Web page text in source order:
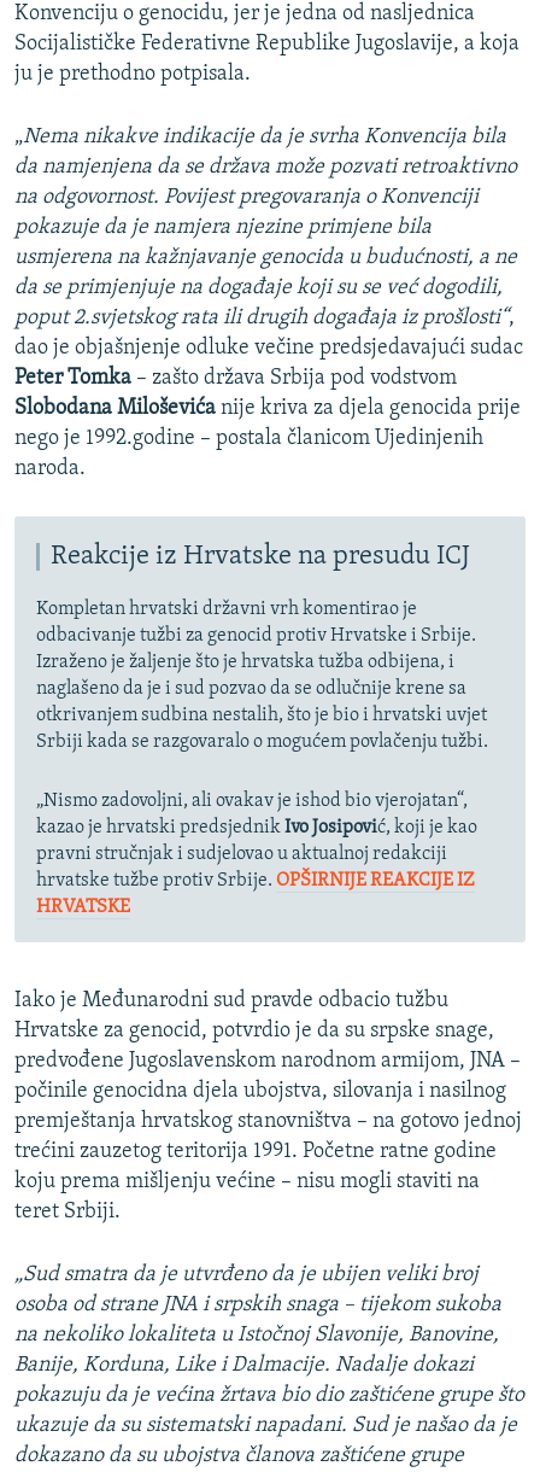
Konvenciju o genocidu, jer je jedna od nasljednica
Socijalističke Federativne Republike Jugoslavije, a koja
ju je prethodno potpisala.
„Nema nikakve indikacije da je svrha Konvencija bila
da namjenjena da se država može pozvati retroaktivno
na odgovornost. Povijest pregovaranja o Konvenciji
pokazuje da je namjera njezine primjene bila
usmjerena na kažnjavanje genocida u budućnosti, a ne
da se primjenjuje na događaje koji su se već dogodili,
poput 2.svjetskog rata ili drugih događaja iz prošlosti“,
dao je objašnjenje odluke večine predsjedavajući sudac
Peter Tomka – zašto država Srbija pod vodstvom
Slobodana Miloševića nije kriva za djela genocida prije
nego je 1992.godine – postala članicom Ujedinjenih
naroda.
Reakcije iz Hrvatske na presudu ICJ
Kompletan hrvatski državni vrh komentirao je
odbacivanje tužbi za genocid protiv Hrvatske i Srbije.
Izraženo je žaljenje što je hrvatska tužba odbijena, i
naglašeno da je i sud pozvao da se odlučnije krene sa
otkrivanjem sudbina nestalih, što je bio i hrvatski uvjet
Srbiji kada se razgovaralo o mogućem povlačenju tužbi.
„Nismo zadovoljni, ali ovakav je ishod bio vjerojatan“,
kazao je hrvatski predsjednikIvo Josipović, koji je kao
pravni stručnjak i sudjelovao u aktualnoj redakciji
hrvatske tužbe protiv Srbije. OPŠIRNIJE REAKCIJE IZ
HRVATSKE
Iako je Međunarodni sud pravde odbacio tužbu
Hrvatske za genocid, potvrdio je da su srpske snage,
predvođene Jugoslavenskom narodnom armijom, JNA –
počinile genocidna djela ubojstva, silovanja i nasilnog
premještanja hrvatskog stanovništva – na gotovo jednoj
trećini zauzetog teritorija 1991. Početne ratne godine
koju prema mišljenju većine – nisu mogli staviti na
teret Srbiji.
„Sud smatra da je utvrđeno da je ubijen veliki broj
osoba od strane JNA i srpskih snaga – tijekom sukoba
na nekoliko lokaliteta u Istočnoj Slavonije, Banovine,
Banije, Korduna, Like i Dalmacije. Nadalje dokazi
pokazuju da je većina žrtava bio dio zaštićene grupe što
ukazuje da su sistematski napadani. Sud je našao da je
dokazano da su ubojstva članova zaštićene grupe